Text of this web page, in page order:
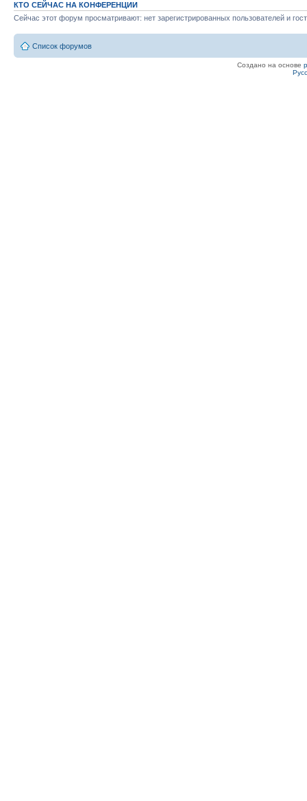
КТО СЕЙЧАС НА КОНФЕРЕНЦИИ
Сейчас этот форум просматривают: нет зарегистрированных пользователей и
Список форумов
Создано на основе